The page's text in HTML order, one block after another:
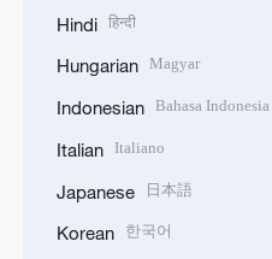
Hindi हिन्दी
Hungarian Magyar
Indonesian Bahasa Indonesia
Italian Italiano
Japanese 日本語
Korean 한국어